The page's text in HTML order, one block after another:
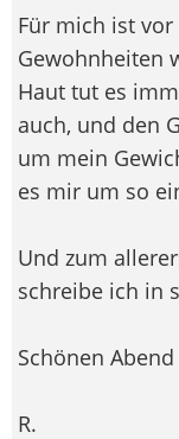
Für mich ist
Gewohnheiten
Haut tut es
auch, und den
um mein
es mir um so
Und zum
schreibe ich in
Schönen
R.